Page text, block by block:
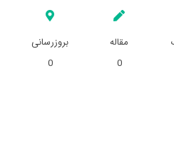
مقاله
0
بروزرسانی
0